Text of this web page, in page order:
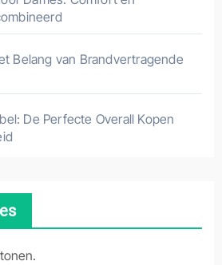
Belang van Brandvertragende
De Perfecte Overall Kopen